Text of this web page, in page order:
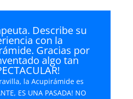
Describe su
con la
Gracias por
algo tan
la Acupirámide es
ES UNA PASADA! NO